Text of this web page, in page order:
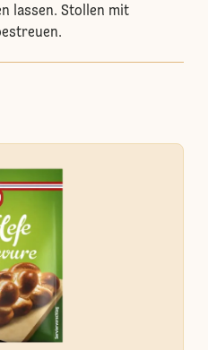
lassen. Stollen mit